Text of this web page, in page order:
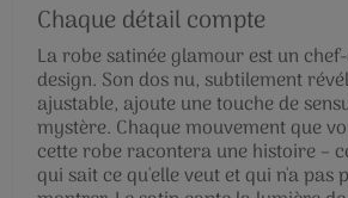
Chaque détail compte
La robe satinée glamour est un
design. Son dos nu, subtilement
ajustable, ajoute une touche de
mystère. Chaque mouvement que
cette robe racontera une histoire –
qui sait ce qu'elle veut et qui n'a pas